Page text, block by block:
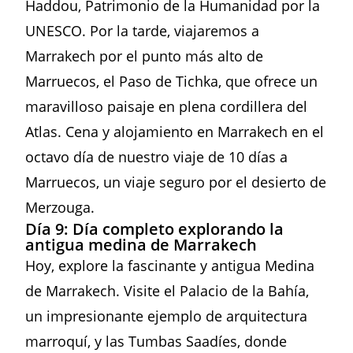
Haddou, Patrimonio de la Humanidad por la
UNESCO. Por la tarde, viajaremos a
Marrakech por el punto más alto de
Marruecos, el Paso de Tichka, que ofrece un
maravilloso paisaje en plena cordillera del
Atlas. Cena y alojamiento en Marrakech en el
octavo día de nuestro viaje de 10 días a
Marruecos, un viaje seguro por el desierto de
Merzouga.
Día 9: Día completo explorando la
antigua medina de Marrakech
Hoy, explore la fascinante y antigua Medina
de Marrakech. Visite el Palacio de la Bahía,
un impresionante ejemplo de arquitectura
marroquí, y las Tumbas Saadíes, donde